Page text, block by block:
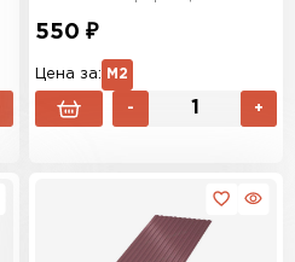
550 ₽
Цена за: М2
- +